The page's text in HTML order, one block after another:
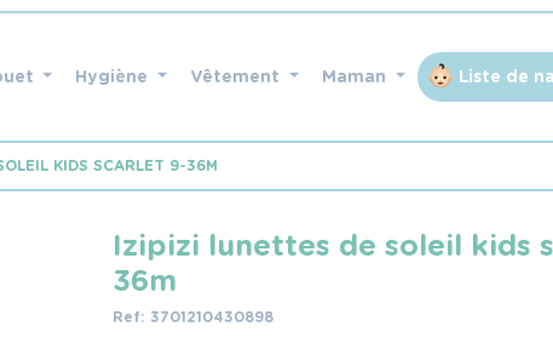
Hygiène Vêtement Maman Liste de
KIDS SCARLET 9-36M
Izipizi lunettes de soleil kids
36m
Ref: 3701210430898